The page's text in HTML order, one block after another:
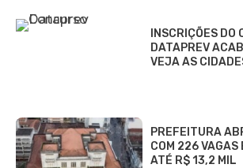
INSCRIÇÕES DO
DATAPREV
VEJA AS
PREFEITURA
COM 226 VAGAS
ATÉ R$ 13,2 MIL